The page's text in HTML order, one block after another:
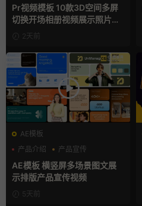
幻灯片
Pr视频模板 10款3D空间多屏
切换开场相册视频展示照片墙
pr模板
2天前
AE模板
产品介绍
产品宣传
产品展示
AE模板 横竖屏多场景图文展
示排版产品宣传视频
5天前